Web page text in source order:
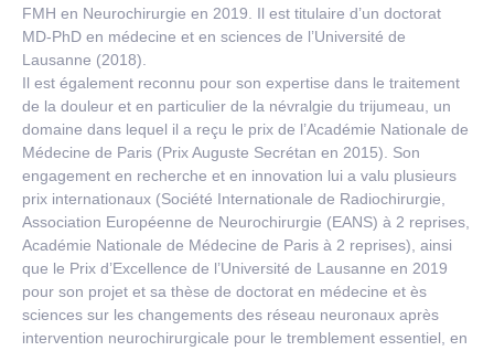
FMH en Neurochirurgie en 2019. Il est titulaire d’un doctorat
MD-PhD en médecine et en sciences de l’Université de
Lausanne (2018).
Il est également reconnu pour son expertise dans le traitement
de la douleur et en particulier de la névralgie du trijumeau, un
domaine dans lequel il a reçu le prix de l’Académie Nationale de
Médecine de Paris (Prix Auguste Secrétan en 2015). Son
engagement en recherche et en innovation lui a valu plusieurs
prix internationaux (Société Internationale de Radiochirurgie,
Association Européenne de Neurochirurgie (EANS) à 2 reprises,
Académie Nationale de Médecine de Paris à 2 reprises), ainsi
que le Prix d’Excellence de l’Université de Lausanne en 2019
pour son projet et sa thèse de doctorat en médecine et ès
sciences sur les changements des réseau neuronaux après
intervention neurochirurgicale pour le tremblement essentiel, en